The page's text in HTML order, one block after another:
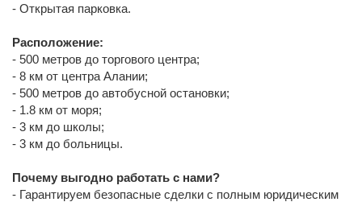
- Открытая парковка.
Расположение:
- 500 метров до торгового центра;
- 8 км от центра Алании;
- 500 метров до автобусной остановки;
- 1.8 км от моря;
- 3 км до школы;
- 3 км до больницы.
Почему выгодно работать с нами?
- Гарантируем безопасные сделки с полным юридическим